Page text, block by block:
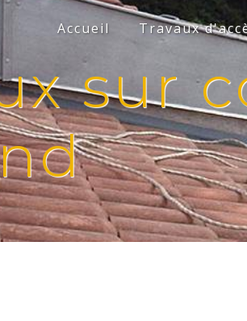
Accueil Travaux
sur